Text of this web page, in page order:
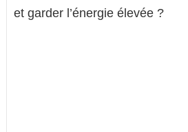
et garder l’énergie élevée ?